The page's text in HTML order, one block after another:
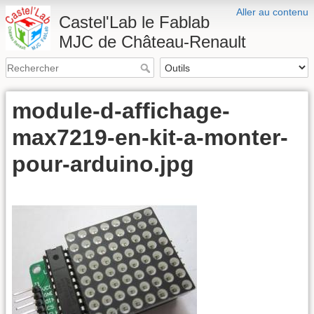
Aller au contenu
Castel'Lab le Fablab
MJC de Château-Renault
module-d-affichage-
max7219-en-kit-a-monter-
pour-arduino.jpg